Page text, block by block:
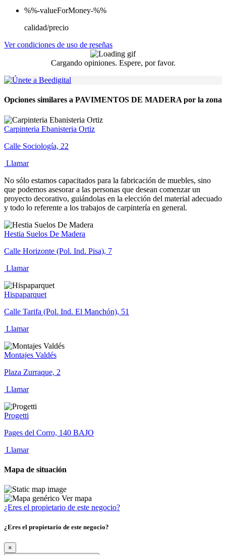
%%-valueForMoney-%%
calidad/precio
Ver condiciones de uso de reseñas
Cargando opiniones. Espere, por favor.
Opciones similares a PAVIMENTOS DE MADERA por la zona
Carpinteria Ebanisteria Ortiz
Calle Sociología, 22
Llamar
No sólo estamos capacitados para la fabricación de muebles, sino
que podemos asesorar a las personas que desean comenzar un
proyecto decorativo, guiándolas en la elección del material adecuado
y todo lo referente a los trabajos de carpintería en general.
Hestia Suelos De Madera
Calle Horizonte (Pol. Ind. Pisa), 7
Llamar
Hispaparquet
Calle Tarifa (Pol. Ind. El Manchón), 51
Llamar
Montajes Valdés
Plaza Zurraque, 2
Llamar
Progetti
Pages del Corro, 140 BAJO
Llamar
Mapa de situación
Ver mapa
¿Eres el propietario de este negocio?
¿Eres el propietario de este negocio?
×